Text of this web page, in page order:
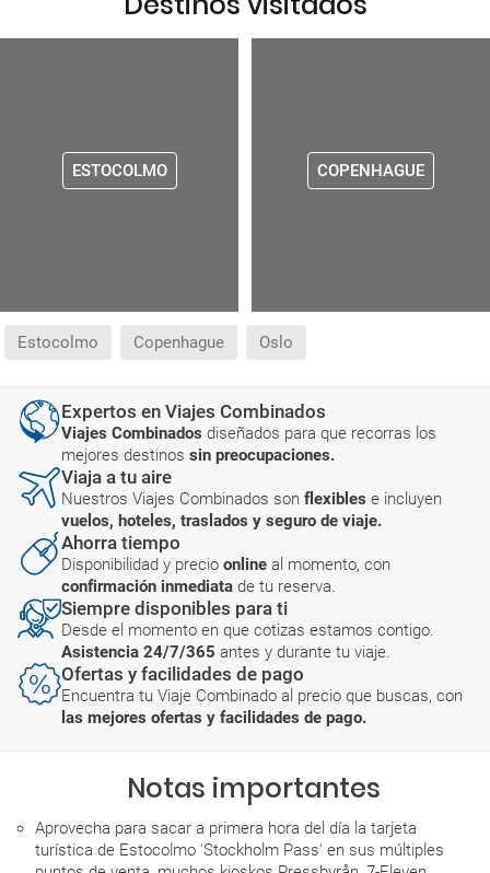
ESTOCOLMO COPENHAGUE
Estocolmo Copenhague Oslo
Expertos en Viajes Combinados
Viajes Combinados diseñados para que recorras los
mejores destinos sin preocupaciones.
Viaja a tu aire
Nuestros Viajes Combinados son flexibles e incluyen
vuelos, hoteles, traslados y seguro de viaje.
Ahorra tiempo
Disponibilidad y precio online al momento, con
confirmación inmediata de tu reserva.
Siempre disponibles para ti
Desde el momento en que cotizas estamos contigo.
Asistencia 24/7/365 antes y durante tu viaje.
Ofertas y facilidades de pago
Encuentra tu Viaje Combinado al precio que buscas, con
las mejores ofertas y facilidades de pago.
Notas importantes
Aprovecha para sacar a primera hora del día la tarjeta
turística de Estocolmo 'Stockholm Pass' en sus múltiples